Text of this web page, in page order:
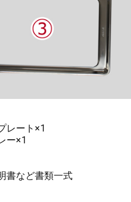
レート×1
ー×1
書など書類一式